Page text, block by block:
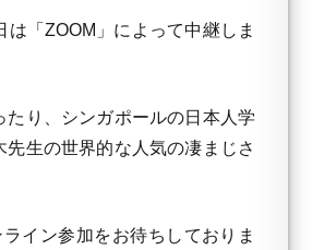
「ZOOM」によって中継しま
り、シンガポールの日本人学
生の世界的な人気の凄まじさ
イン参加をお待ちしておりま